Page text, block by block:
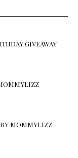
GIVEAWAY
BY MOMMYLIZZ